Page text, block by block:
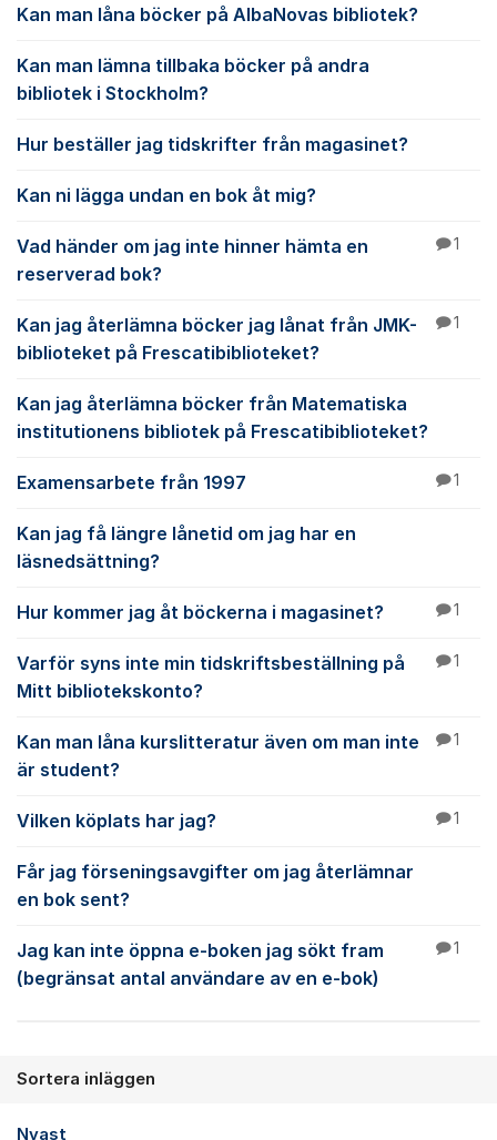
Kan man låna böcker på AlbaNovas bibliotek?
Kan man lämna tillbaka böcker på andra
bibliotek i Stockholm?
Hur beställer jag tidskrifter från magasinet?
Kan ni lägga undan en bok åt mig?
Vad händer om jag inte hinner hämta en
reserverad bok?
1
Kan jag återlämna böcker jag lånat från JMK-
biblioteket på Frescatibiblioteket?
1
Kan jag återlämna böcker från Matematiska
institutionens bibliotek på Frescatibiblioteket?
Examensarbete från 1997 1
Kan jag få längre lånetid om jag har en
läsnedsättning?
Hur kommer jag åt böckerna i magasinet? 1
Varför syns inte min tidskriftsbeställning på
Mitt bibliotekskonto?
1
Kan man låna kurslitteratur även om man inte
är student?
1
Vilken köplats har jag? 1
Får jag förseningsavgifter om jag återlämnar
en bok sent?
Jag kan inte öppna e-boken jag sökt fram
(begränsat antal användare av en e-bok)
1
Sortera inläggen
Nyast